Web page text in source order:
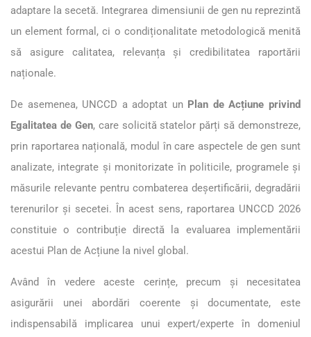
adaptare la secetă. Integrarea dimensiunii de gen nu reprezintă
un element formal, ci o condiționalitate metodologică menită
să asigure calitatea, relevanța și credibilitatea raportării
naționale.
De asemenea, UNCCD a adoptat un Plan de Acțiune privind
Egalitatea de Gen, care solicită statelor părți să demonstreze,
prin raportarea națională, modul în care aspectele de gen sunt
analizate, integrate și monitorizate în politicile, programele și
măsurile relevante pentru combaterea deșertificării, degradării
terenurilor și secetei. În acest sens, raportarea UNCCD 2026
constituie o contribuție directă la evaluarea implementării
acestui Plan de Acțiune la nivel global.
Având în vedere aceste cerințe, precum și necesitatea
asigurării unei abordări coerente și documentate, este
indispensabilă implicarea unui expert/experte în domeniul